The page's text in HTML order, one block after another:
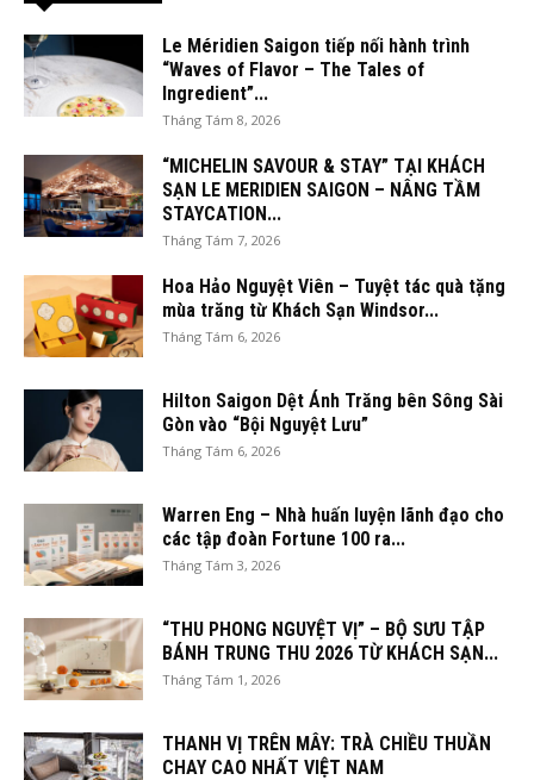
Le Méridien Saigon tiếp nối hành trình
“Waves of Flavor – The Tales of
Ingredient”...
Tháng Tám 8, 2026
“MICHELIN SAVOUR & STAY” TẠI KHÁCH
SẠN LE MERIDIEN SAIGON – NÂNG TẦM
STAYCATION...
Tháng Tám 7, 2026
Hoa Hảo Nguyệt Viên – Tuyệt tác quà tặng
mùa trăng từ Khách Sạn Windsor...
Tháng Tám 6, 2026
Hilton Saigon Dệt Ánh Trăng bên Sông Sài
Gòn vào “Bội Nguyệt Lưu”
Tháng Tám 6, 2026
Warren Eng – Nhà huấn luyện lãnh đạo cho
các tập đoàn Fortune 100 ra...
Tháng Tám 3, 2026
“THU PHONG NGUYỆT VỊ” – BỘ SƯU TẬP
BÁNH TRUNG THU 2026 TỪ KHÁCH SẠN...
Tháng Tám 1, 2026
THANH VỊ TRÊN MÂY: TRÀ CHIỀU THUẦN
CHAY CAO NHẤT VIỆT NAM